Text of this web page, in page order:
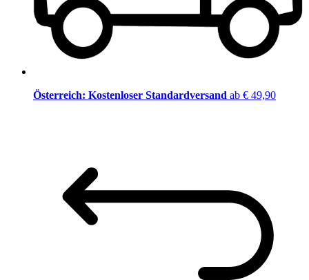
Österreich: Kostenloser Standardversand ab € 49,90